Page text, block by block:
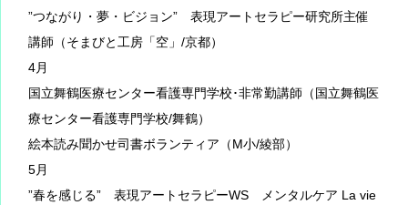
”つながり・夢・ビジョン” 表現アートセラピー研究所主催
講師（そまびと工房「空」/京都）
4月
国立舞鶴医療センター看護専門学校･非常勤講師（国立舞鶴医
療センター看護専門学校/舞鶴）
絵本読み聞かせ司書ボランティア（M小/綾部）
5月
”春を感じる” 表現アートセラピーWS メンタルケア La vie